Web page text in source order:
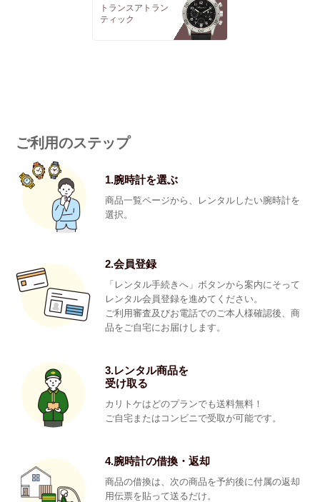
トランスアトラン
ティック
ご利用のステップ
1.腕時計を選ぶ
商品一覧ページから、レンタルしたい腕時計を
選択。
2.会員登録
「レンタル手続きへ」ボタンから案内にそって
レンタル会員登録を進めてください。
ご利用審査及びお電話でのご本人様確認後、商
品をご自宅にお届けします。
3.レンタル商品を
受け取る
カリトケはどのプランでも送料無料！
ご自宅またはコンビニで受取が可能です。
4.腕時計の借換・返却
商品の借換は、次の商品を予約後に付属の返却
用伝票を貼って送るだけ。